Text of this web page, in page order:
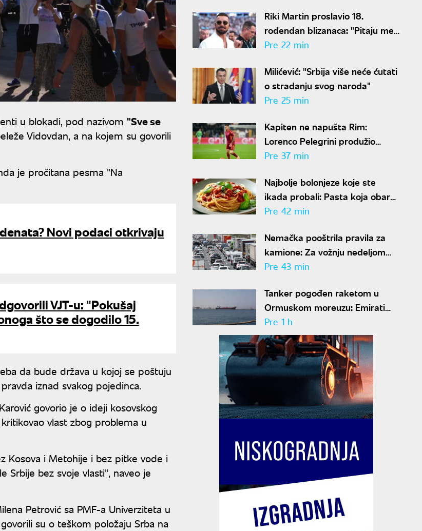
u blokadi, pod nazivom "Sve se
Vidovdan, a na kojem su govorili
je pročitana pesma "Na
Novi podaci otkrivaju
VJT-u: "Pokušaj
što se dogodilo 15.
da bude država u kojoj se poštuju
iznad svakog pojedinca.
govorio je o ideji kosovskog
vlast zbog problema u
Kosova i Metohije i bez pitke vode i
Srbije bez svoje vlasti", naveo je
Petrović sa PMF-a Univerziteta u
su o teškom položaju Srba na
Riki Martin proslavio 18.
rođendan blizanaca: "Pitaju me
zašto imaju dva oca"
Pre 22 min
Milićević: "Srbija više neće ćutati
o stradanju svog naroda"
Pre 25 min
Kapiten ne napušta Rim:
Lorenco Pelegrini produžio
ugovor sa Romom
Pre 37 min
Najbolje bolonjeze koje ste
ikada probali: Pasta koja obara
sa nogu
Pre 42 min
Nemačka pooštrila pravila za
kamione: Za vožnju nedeljom
kazna i do 570 evra
Pre 43 min
Tanker pogođen raketom u
Ormuskom moreuzu: Emirati
optužili Iran za napad
Pre 1 h